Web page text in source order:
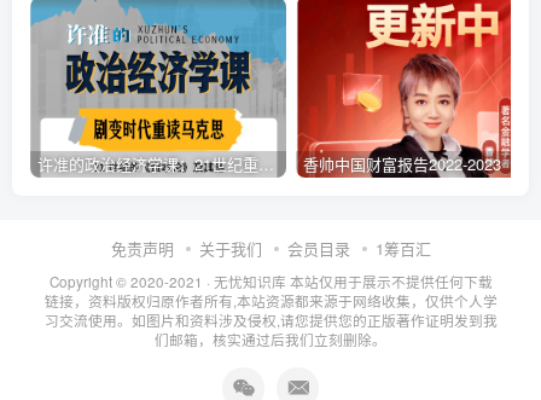
免责声明 关于我们 会员目录 1筹百汇
Copyright © 2020-2021 · 无忧知识库 本站仅用于展示不提供任何下载
链接，资料版权归原作者所有,本站资源都来源于网络收集，仅供个人学
习交流使用。如图片和资料涉及侵权,请您提供您的正版著作证明发到我
们邮箱，核实通过后我们立刻删除。